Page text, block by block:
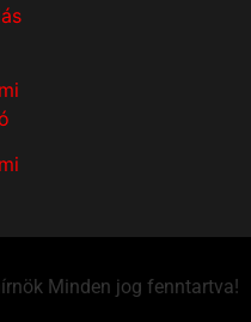
Minden jog fenntartva!